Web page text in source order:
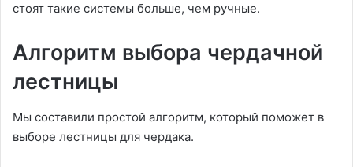
стоят такие системы больше, чем ручные.
Алгоритм выбора чердачной
лестницы
Мы составили простой алгоритм, который поможет в
выборе лестницы для чердака.